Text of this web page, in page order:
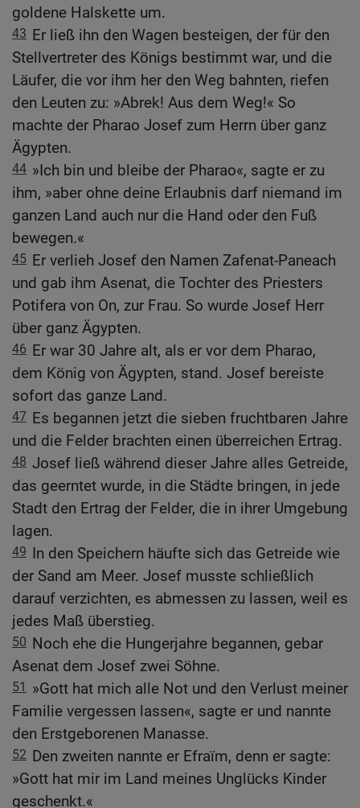
goldene Halskette um.
43 Er ließ ihn den Wagen besteigen, der für den
Stellvertreter des Königs bestimmt war, und die
Läufer, die vor ihm her den Weg bahnten, riefen
den Leuten zu: »Abrek! Aus dem Weg!« So
machte der Pharao Josef zum Herrn über ganz
Ägypten.
44 »Ich bin und bleibe der Pharao«, sagte er zu
ihm, »aber ohne deine Erlaubnis darf niemand im
ganzen Land auch nur die Hand oder den Fuß
bewegen.«
45 Er verlieh Josef den Namen Zafenat-Paneach
und gab ihm Asenat, die Tochter des Priesters
Potifera von On, zur Frau. So wurde Josef Herr
über ganz Ägypten.
46 Er war 30 Jahre alt, als er vor dem Pharao,
dem König von Ägypten, stand. Josef bereiste
sofort das ganze Land.
47 Es begannen jetzt die sieben fruchtbaren Jahre
und die Felder brachten einen überreichen Ertrag.
48 Josef ließ während dieser Jahre alles Getreide,
das geerntet wurde, in die Städte bringen, in jede
Stadt den Ertrag der Felder, die in ihrer Umgebung
lagen.
49 In den Speichern häufte sich das Getreide wie
der Sand am Meer. Josef musste schließlich
darauf verzichten, es abmessen zu lassen, weil es
jedes Maß überstieg.
50 Noch ehe die Hungerjahre begannen, gebar
Asenat dem Josef zwei Söhne.
51 »Gott hat mich alle Not und den Verlust meiner
Familie vergessen lassen«, sagte er und nannte
den Erstgeborenen Manasse.
52 Den zweiten nannte er Efraïm, denn er sagte:
»Gott hat mir im Land meines Unglücks Kinder
geschenkt.«